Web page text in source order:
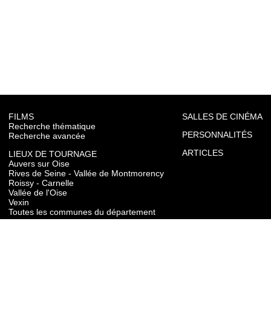
FILMS
Recherche thématique
Recherche avancée
LIEUX DE TOURNAGE
Auvers sur Oise
Rives de Seine - Vallée de Montmorency
Roissy - Carnelle
Vallée de l'Oise
Vexin
Toutes les communes du département
SALLES DE CINÉMA
PERSONNALITÉS
ARTICLES